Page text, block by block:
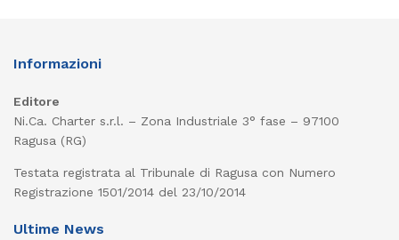
Informazioni
Editore
Ni.Ca. Charter s.r.l. – Zona Industriale 3° fase – 97100
Ragusa (RG)
Testata registrata al Tribunale di Ragusa con Numero
Registrazione 1501/2014 del 23/10/2014
Ultime News